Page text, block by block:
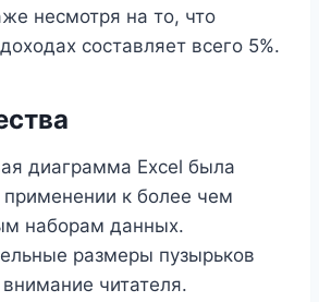
несмотря на то, что
составляет всего 5%.
диаграмма Excel была
к более чем
наборам данных.
размеры пузырьков
читателя.